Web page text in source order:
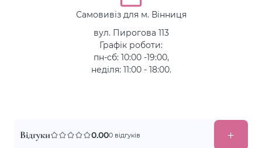
Самовивіз для м. Вінниця
вул. Пирогова 113
Графік роботи:
пн-сб: 10:00 -19:00,
неділя: 11:00 - 18:00.
Відгуки 0.000 відгуків